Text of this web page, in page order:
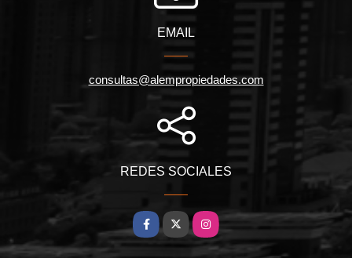
EMAIL
consultas@alempropiedades.com
REDES SOCIALES
Facebook
X Instagram